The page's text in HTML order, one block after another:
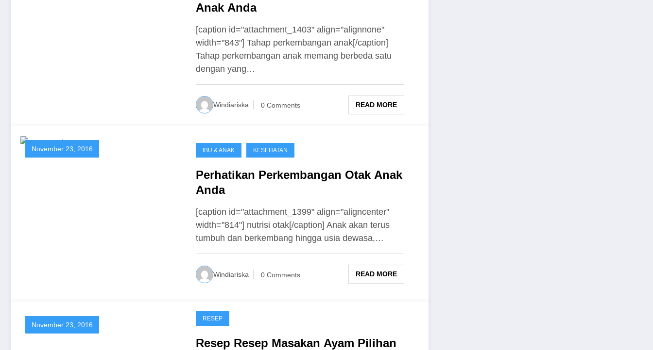
Anak Anda
[caption id="attachment_1403" align="alignnone"
width="843"] Tahap perkembangan anak[/caption]
Tahap perkembangan anak memang berbeda satu
dengan yang…
Windiariska 0 Comments READ MORE
November 23, 2016 IBU & ANAK KESEHATAN
Perhatikan Perkembangan Otak Anak
Anda
[caption id="attachment_1399" align="aligncenter"
width="814"] nutrisi otak[/caption] Anak akan terus
tumbuh dan berkembang hingga usia dewasa,…
Windiariska 0 Comments READ MORE
November 23, 2016
RESEP
Resep Resep Masakan Ayam Pilihan